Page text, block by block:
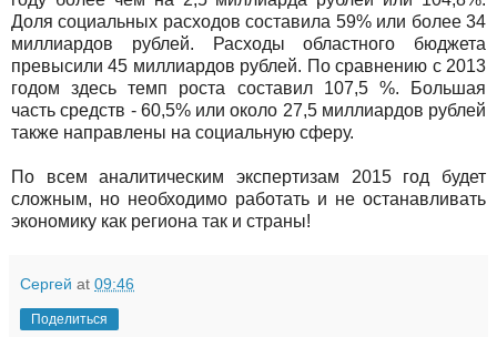
Доля социальных расходов составила 59% или более 34
миллиардов рублей. Расходы областного бюджета
превысили 45 миллиардов рублей. По сравнению с 2013
годом здесь темп роста составил 107,5 %. Большая
часть средств - 60,5% или около 27,5 миллиардов рублей
также направлены на социальную сферу.
По всем аналитическим экспертизам 2015 год будет
сложным, но необходимо работать и не останавливать
экономику как региона так и страны!
Сергей at 09:46
Поделиться